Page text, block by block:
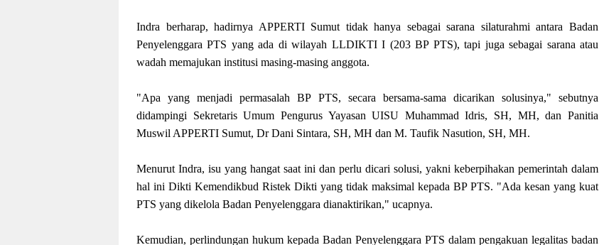
Indra berharap, hadirnya APPERTI Sumut tidak hanya sebagai sarana silaturahmi antara Badan
Penyelenggara PTS yang ada di wilayah LLDIKTI I (203 BP PTS), tapi juga sebagai sarana atau
wadah memajukan institusi masing-masing anggota.
"Apa yang menjadi permasalah BP PTS, secara bersama-sama dicarikan solusinya," sebutnya
didampingi Sekretaris Umum Pengurus Yayasan UISU Muhammad Idris, SH, MH, dan Panitia
Muswil APPERTI Sumut, Dr Dani Sintara, SH, MH dan M. Taufik Nasution, SH, MH.
Menurut Indra, isu yang hangat saat ini dan perlu dicari solusi, yakni keberpihakan pemerintah dalam
hal ini Dikti Kemendikbud Ristek Dikti yang tidak maksimal kepada BP PTS. "Ada kesan yang kuat
PTS yang dikelola Badan Penyelenggara dianaktirikan," ucapnya.
Kemudian, perlindungan hukum kepada Badan Penyelenggara PTS dalam pengakuan legalitas badan